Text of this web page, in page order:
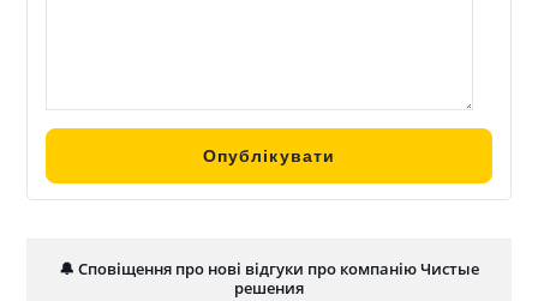
🔔 Сповіщення про нові відгуки про компанію Чистые
решения